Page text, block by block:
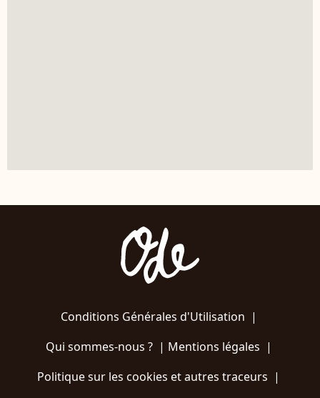
Conditions Générales d'Utilisation |
Qui sommes-nous ?| Mentions légales |
Politique sur les cookies et autres traceurs |